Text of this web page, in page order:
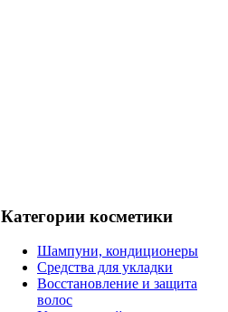
Категории косметики
Шампуни, кондиционеры
Средства для укладки
Восстановление и защита
волос